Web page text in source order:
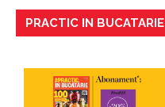
PRACTIC IN BUCATARIE